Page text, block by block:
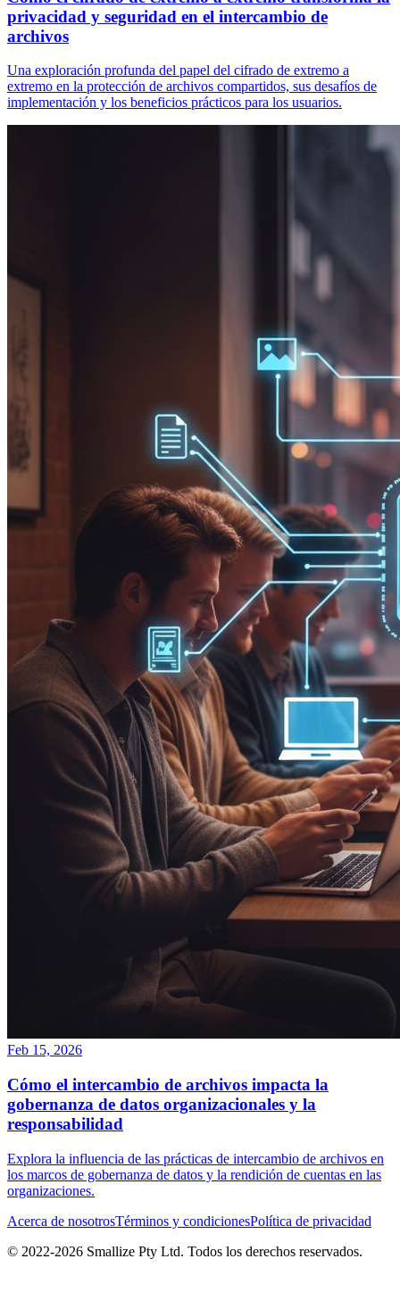
privacidad y seguridad en el intercambio de
archivos
Una exploración profunda del papel del cifrado de extremo a
extremo en la protección de archivos compartidos, sus desafíos de
implementación y los beneficios prácticos para los usuarios.
Feb 15, 2026
Cómo el intercambio de archivos impacta la
gobernanza de datos organizacionales y la
responsabilidad
Explora la influencia de las prácticas de intercambio de archivos en
los marcos de gobernanza de datos y la rendición de cuentas en las
organizaciones.
Acerca de nosotrosTérminos y condicionesPolítica de privacidad
© 2022-2026 Smallize Pty Ltd. Todos los derechos reservados.